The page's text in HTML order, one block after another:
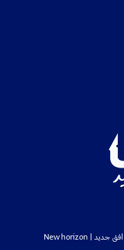
افق جديد